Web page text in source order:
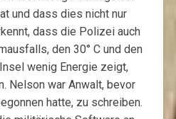
und dass dies nicht nur
dass die Polizei auch
den 30° C und den
wenig Energie zeigt,
Nelson war Anwalt, bevor
hatte, zu schreiben.